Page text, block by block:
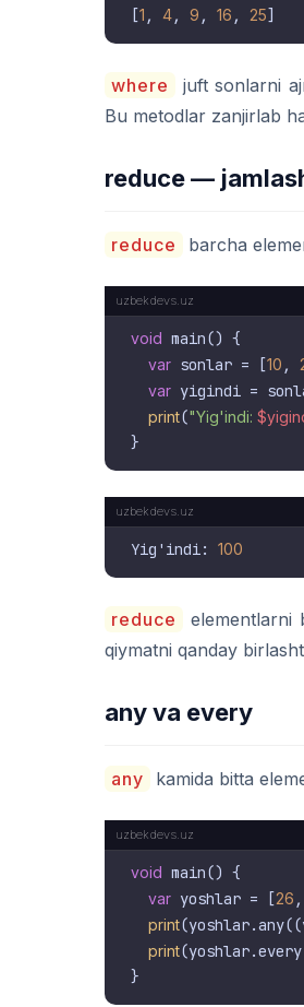
[1 , 4, 9 , 16 , 25
where juft sonlarni
Bu metodlar zanjirlab
reduce —
reduce barcha
void main() {
var sonlar = [10 ,
var yigindi =
print("Yig'indi:
Yig'indi: 100
reduce elementlarni
qiymatni qanday
any va every
any kamida bitta
void main() {
var yoshlar = [26 ,
print
print